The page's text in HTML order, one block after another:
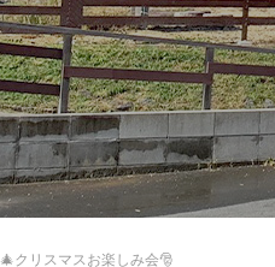
🎄クリスマスお楽しみ会🎅